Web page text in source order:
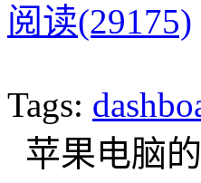
阅读(29175)
Tags:
苹果电脑